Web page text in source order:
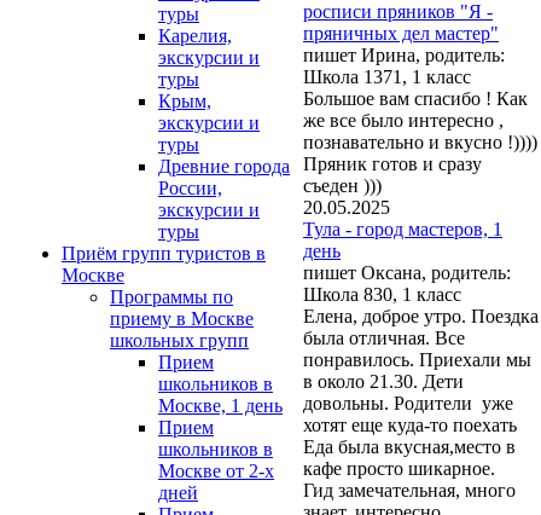
туры
Карелия,
экскурсии и
туры
Крым,
экскурсии и
туры
Древние города
России,
экскурсии и
туры
Приём групп туристов в
Москве
Программы по
приему в Москве
школьных групп
Прием
школьников в
Москве, 1 день
Прием
школьников в
Москве от 2-х
дней
росписи пряников "Я -
пряничных дел мастер"
пишет Ирина, родитель:
Школа 1371, 1 класс
Большое вам спасибо ! Как
же все было интересно ,
познавательно и вкусно !))))
Пряник готов и сразу
съеден )))
20.05.2025
Тула - город мастеров, 1
день
пишет Оксана, родитель:
Школа 830, 1 класс
Елена, доброе утро. Поездка
была отличная. Все
понравилось. Приехали мы
в около 21.30. Дети
довольны. Родители уже
хотят еще куда-то поехать
Еда была вкусная,место в
кафе просто шикарное.
Гид замечательная, много